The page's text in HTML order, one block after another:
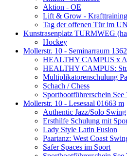
Aktion - OE
Lift & Grow -
Tag der offenen Tür im
Kunstrasenplatz TURMWEG
Hockey
Mollerstr. 10 - Seminarraum 13
HEALTHY CAMPUS x
HEALTHY CAMPUS:
Multiplikatorenschulung
Schach / Chess
Sportbootführerschein See
Mollerstr. 10 - Lesesaal 01663 m
Authentic Jazz/Solo Swing
Ersthilfe Schulung mit
Lady Style Latin Fusion
Paartanz: West Coast
Safer Spaces im Sport